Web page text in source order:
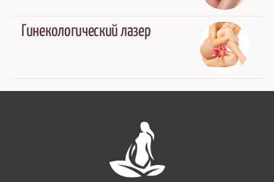
Гинекологический лазер